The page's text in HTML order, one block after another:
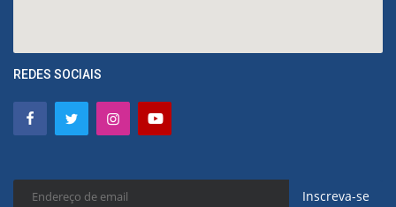
REDES SOCIAIS
Inscreva-se